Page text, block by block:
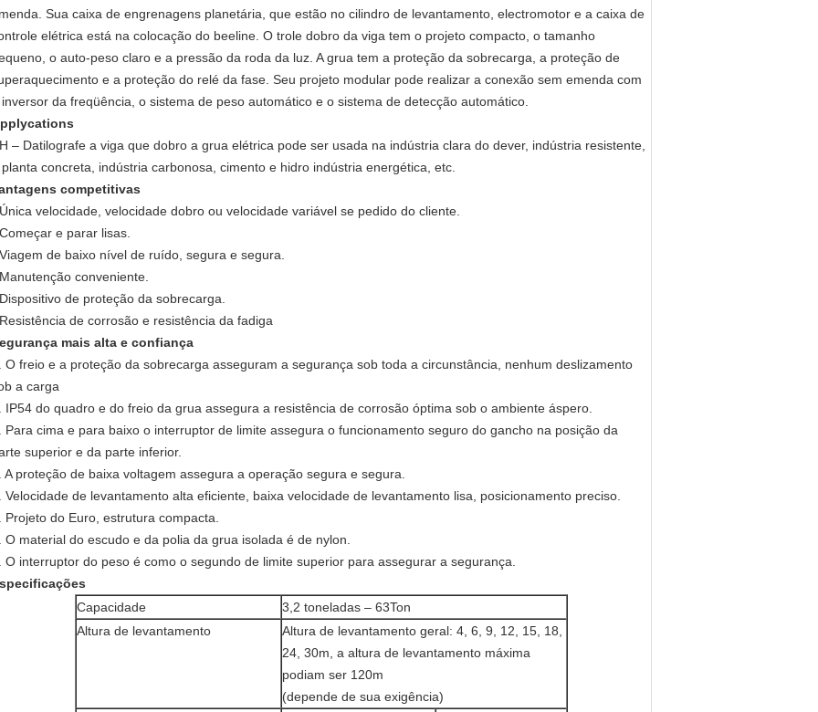
Sua caixa de engrenagens planetária, que estão no cilindro de levantamento, electromotor e a caixa de
elétrica está na colocação do beeline. O trole dobro da viga tem o projeto compacto, o tamanho
o auto-peso claro e a pressão da roda da luz. A grua tem a proteção da sobrecarga, a proteção de
e a proteção do relé da fase. Seu projeto modular pode realizar a conexão sem emenda com
da freqüência, o sistema de peso automático e o sistema de detecção automático.
– Datilografe a viga que dobro a grua elétrica pode ser usada na indústria clara do dever, indústria resistente,
concreta, indústria carbonosa, cimento e hidro indústria energética, etc.
competitivas
velocidade, velocidade dobro ou velocidade variável se pedido do cliente.
e parar lisas.
de baixo nível de ruído, segura e segura.
conveniente.
de proteção da sobrecarga.
de corrosão e resistência da fadiga
mais alta e confiança
O freio e a proteção da sobrecarga asseguram a segurança sob toda a circunstância, nenhum deslizamento
a carga
IP54 do quadro e do freio da grua assegura a resistência de corrosão óptima sob o ambiente áspero.
Para cima e para baixo o interruptor de limite assegura o funcionamento seguro do gancho na posição da
superior e da parte inferior.
A proteção de baixa voltagem assegura a operação segura e segura.
Velocidade de levantamento alta eficiente, baixa velocidade de levantamento lisa, posicionamento preciso.
Projeto do Euro, estrutura compacta.
O material do escudo e da polia da grua isolada é de nylon.
O interruptor do peso é como o segundo de limite superior para assegurar a segurança.
Capacidade
3,2 toneladas – 63Ton
Altura de levantamento
Altura de levantamento geral: 4, 6, 9, 12, 15, 18,
24, 30m, a altura de levantamento máxima
podiam ser 120m
(depende de sua exigência)